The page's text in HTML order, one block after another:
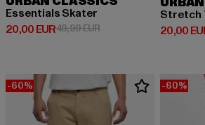
Essentials Skater
20,00 EUR
Derzeitiger Preis: 20,00 EUR
49,99 EURAktionspreis: 49,99 EUR
Stretch
20,00
-60% -60%